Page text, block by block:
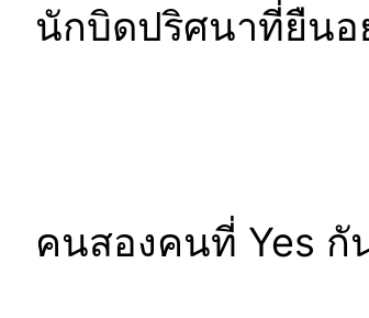
นักบิดปริศนาที่ยืนอ
คนสองคนที่ Yes กั